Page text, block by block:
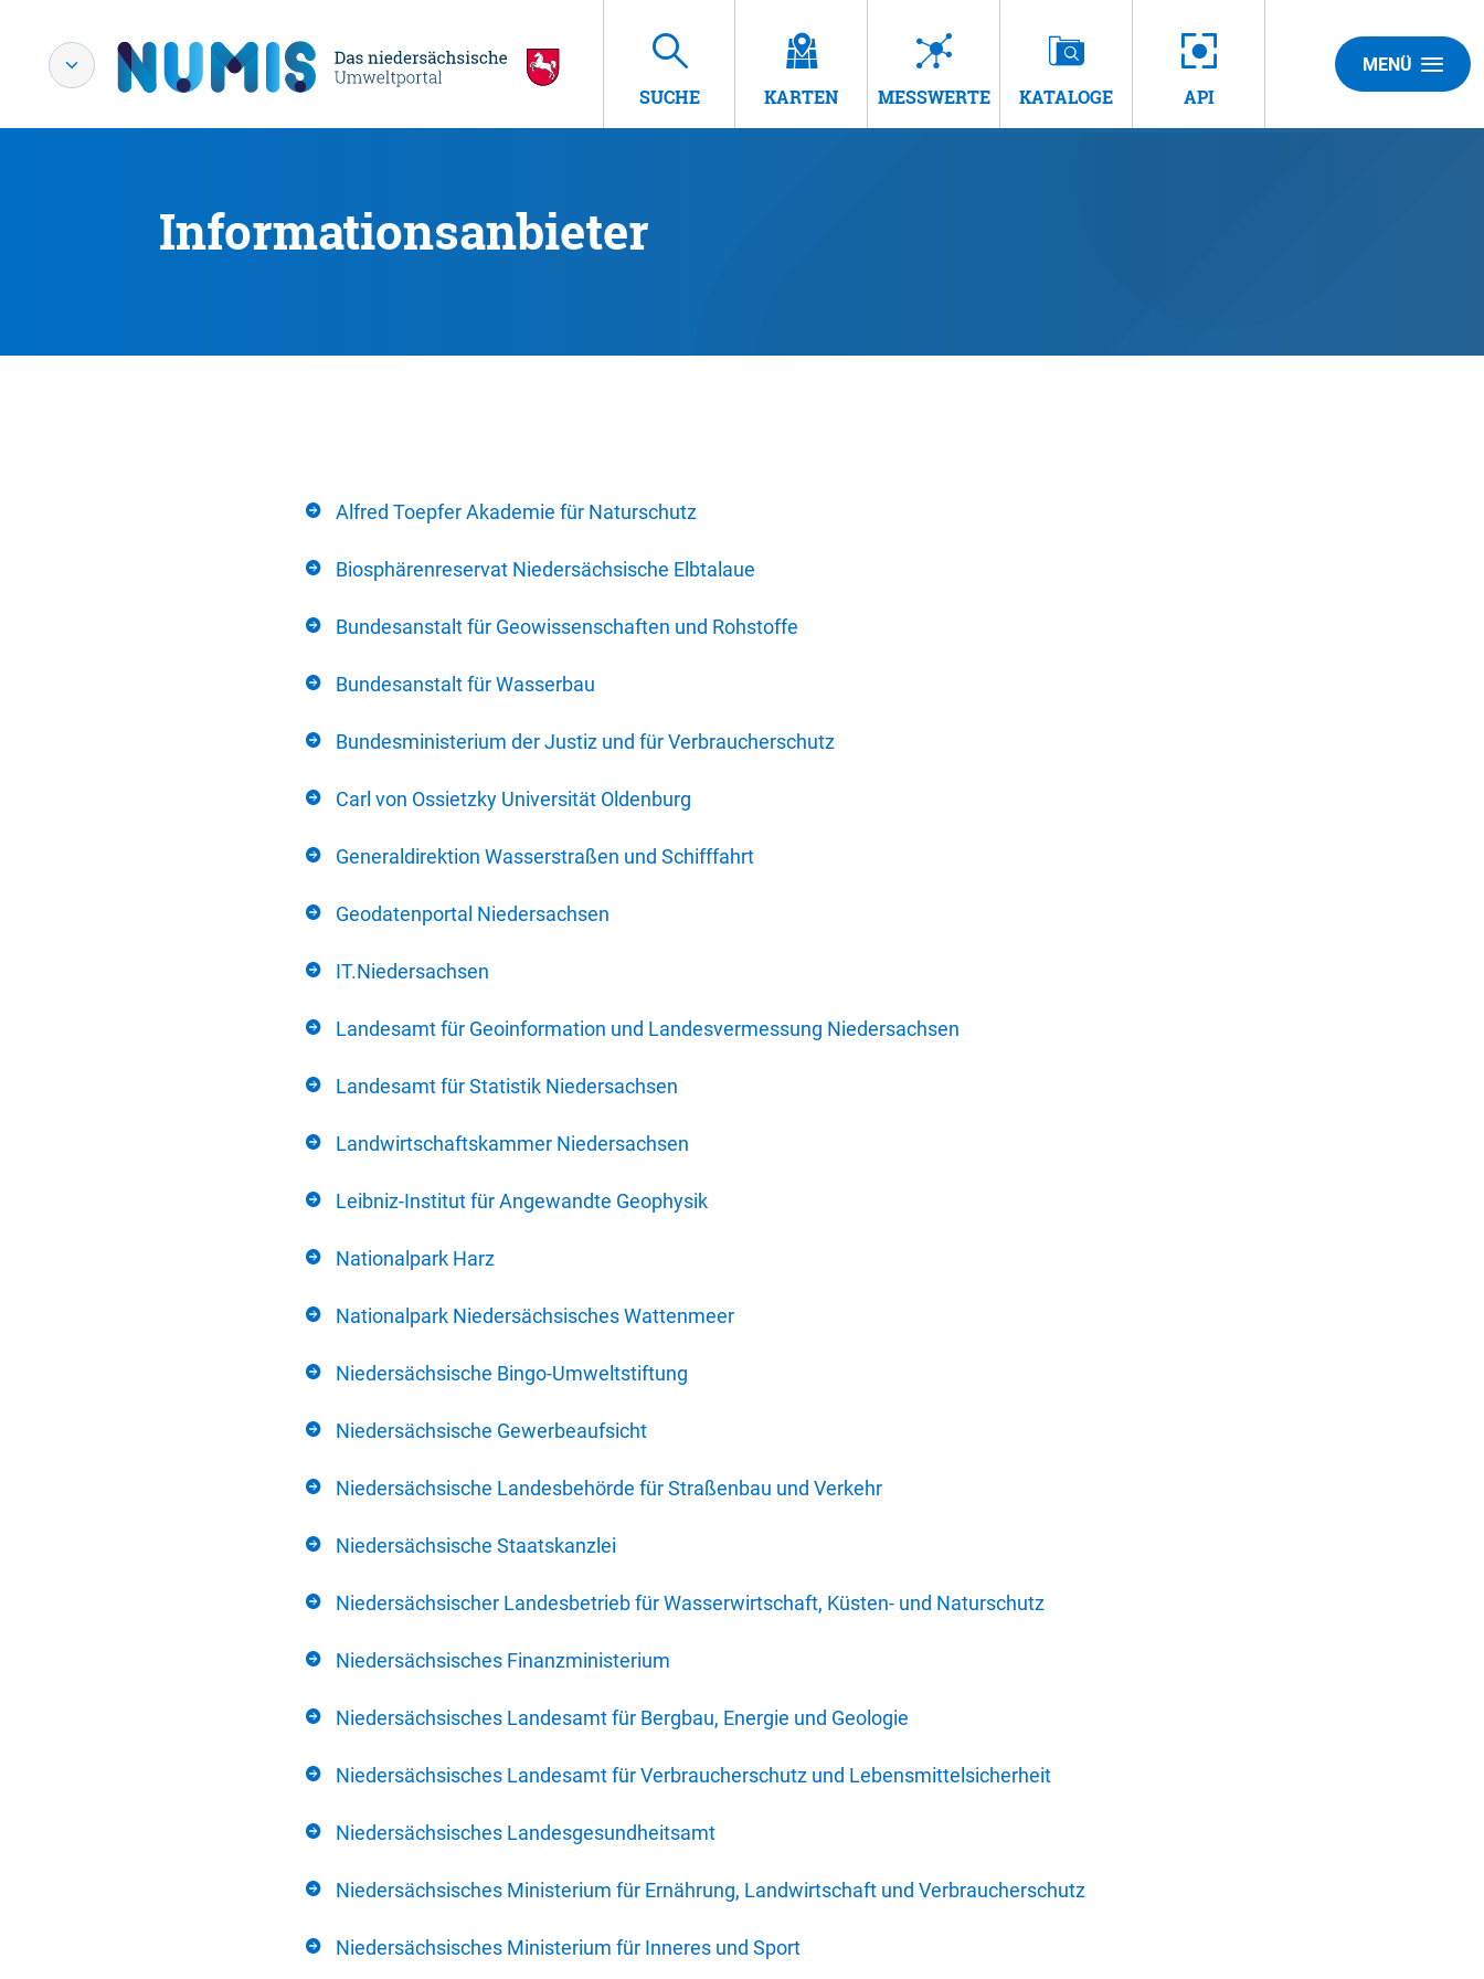
SUCHE KARTEN MESSWERTE KATALOGE API
MENÜ
Informationsanbieter
Alfred Toepfer Akademie für Naturschutz
Biosphärenreservat Niedersächsische Elbtalaue
Bundesanstalt für Geowissenschaften und Rohstoffe
Bundesanstalt für Wasserbau
Bundesministerium der Justiz und für Verbraucherschutz
Carl von Ossietzky Universität Oldenburg
Generaldirektion Wasserstraßen und Schifffahrt
Geodatenportal Niedersachsen
IT.Niedersachsen
Landesamt für Geoinformation und Landesvermessung Niedersachsen
Landesamt für Statistik Niedersachsen
Landwirtschaftskammer Niedersachsen
Leibniz-Institut für Angewandte Geophysik
Nationalpark Harz
Nationalpark Niedersächsisches Wattenmeer
Niedersächsische Bingo-Umweltstiftung
Niedersächsische Gewerbeaufsicht
Niedersächsische Landesbehörde für Straßenbau und Verkehr
Niedersächsische Staatskanzlei
Niedersächsischer Landesbetrieb für Wasserwirtschaft, Küsten- und Naturschutz
Niedersächsisches Finanzministerium
Niedersächsisches Landesamt für Bergbau, Energie und Geologie
Niedersächsisches Landesamt für Verbraucherschutz und Lebensmittelsicherheit
Niedersächsisches Landesgesundheitsamt
Niedersächsisches Ministerium für Ernährung, Landwirtschaft und Verbraucherschutz
Niedersächsisches Ministerium für Inneres und Sport